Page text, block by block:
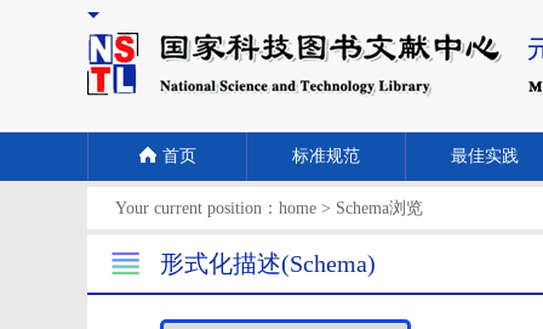
首页 标准规范 最佳实践
Your current position： home > Schema浏览
形式化描述(Schema)